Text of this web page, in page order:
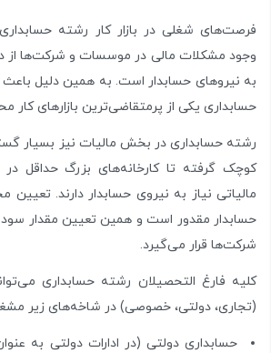
فرصت‌های شغلی در بازار کار رشته
وجود مشکلات مالی در موسسات و شرکت‌ها از
به نیروهای حسابدار است. به همین دلیل باعث
حسابداری یکی از پرمتقاضی‌ترین بازار‌های
رشته حسابداری در بخش مالیات نیز بسیار
کوچک گرفته تا کارخانه‌های بزرگ حداقل
مالیاتی نیاز به نیروی حسابدار دارند.
حسابدار مقدور است و همین تعیین مقدار
شرکت‌ها قرار می‌گیرد.
کلیه فارغ التحصیلان رشته حسابداری
(تجاری، دولتی، خصوصی) در شاخه‌های زیر
حسابداری دولتی (در ادارات دولتی به